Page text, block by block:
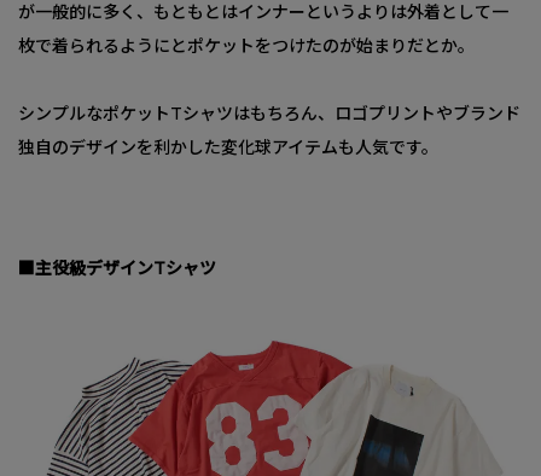
が一般的に多く、もともとはインナーというよりは外着として一
枚で着られるようにとポケットをつけたのが始まりだとか。
シンプルなポケットTシャツはもちろん、ロゴプリントやブランド
独自のデザインを利かした変化球アイテムも人気です。
■主役級デザインTシャツ